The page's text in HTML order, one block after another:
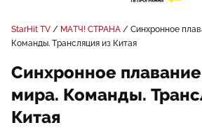
StarHit TV МАТЧ! СТРАНА
Синхронное
Команды. Трансляция из Китая
Синхронное
мира. Команды.
Китая